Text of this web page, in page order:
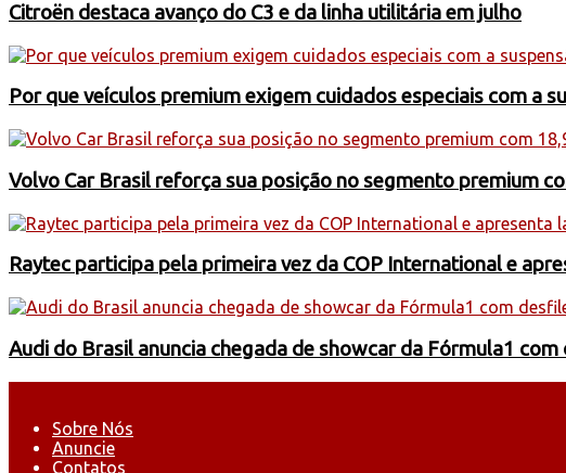
Citroën destaca avanço do C3 e da linha utilitária em julho
Por que veículos premium exigem cuidados especiais com a
Volvo Car Brasil reforça sua posição no segmento premium
Raytec participa pela primeira vez da COP International e
Audi do Brasil anuncia chegada de showcar da Fórmula1
Sobre Nós
Anuncie
Contatos